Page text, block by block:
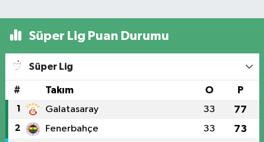
Süper Lig Puan Durumu
Süper Lig
# Takım O P
1 Galatasaray 33 77
2 Fenerbahçe 33 73